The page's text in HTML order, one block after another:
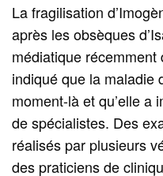
La fragilisation
après les obsèques
médiatique
indiqué que la maladie
moment-là et qu’elle a
de spécialistes. Des
réalisés par plusieurs
des praticiens de